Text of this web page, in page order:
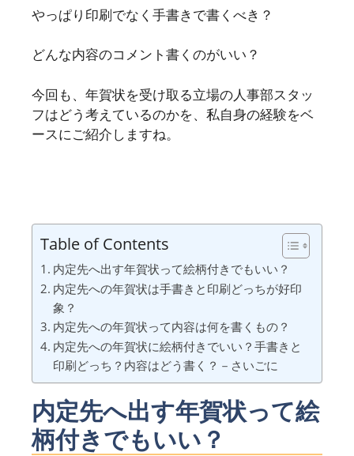
やっぱり印刷でなく手書きで書くべき？
どんな内容のコメント書くのがいい？
今回も、年賀状を受け取る立場の人事部スタッ
フはどう考えているのかを、私自身の経験をベ
ースにご紹介しますね。
Table of Contents
内定先へ出す年賀状って絵柄付きでもいい？
内定先への年賀状は手書きと印刷どっちが好印
象？
内定先への年賀状って内容は何を書くもの？
内定先への年賀状に絵柄付きでいい？手書きと
印刷どっち？内容はどう書く？－さいごに
内定先へ出す年賀状って絵
柄付きでもいい？